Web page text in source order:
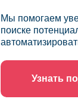
Мы помогаем
поиске
Узнать